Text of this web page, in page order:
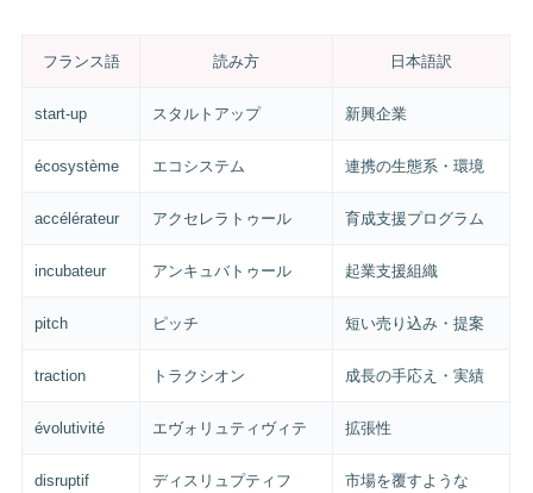
フランス語 読み方 日本語訳
start-up スタルトアップ 新興企業
écosystème エコシステム 連携の生態系・環境
accélérateur アクセレラトゥール 育成支援プログラム
incubateur アンキュバトゥール 起業支援組織
pitch ピッチ 短い売り込み・提案
traction トラクシオン 成長の手応え・実績
évolutivité エヴォリュティヴィテ 拡張性
disruptif ディスリュプティフ 市場を覆すような